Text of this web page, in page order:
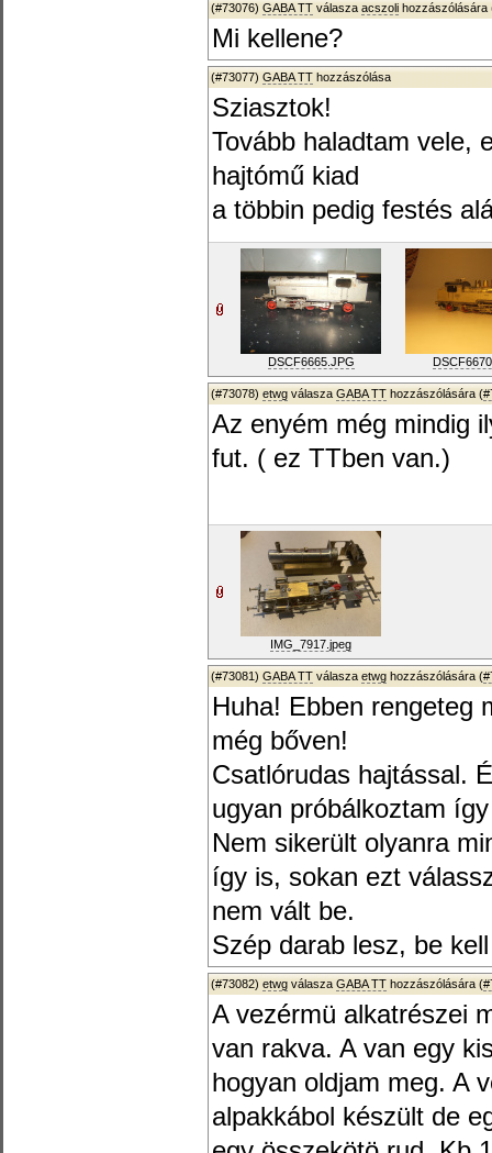
(#73076) GABA TT válasza acszoli hozzászólására
Mi kellene?
(#73077) GABA TT hozzászólása
Sziasztok!
Tovább haladtam vele,
hajtómű kiad
a többin pedig festés
DSCF6665.JPG
(#73078) etwg válasza GABA TT hozzászólására (
Az enyém még mindig
fut. ( ez TTben van.)
IMG_7917.jpeg
(#73081) GABA TT válasza etwg hozzászólására (
Huha! Ebben rengeteg
még bőven!
Csatlórudas hajtással.
ugyan próbálkoztam
Nem sikerült olyanra
így is, sokan ezt
nem vált be.
Szép darab lesz, be
(#73082) etwg válasza GABA TT hozzászólására (
A vezérmü alkatrészei
van rakva. A van egy
hogyan oldjam meg. A
alpakkábol készült de